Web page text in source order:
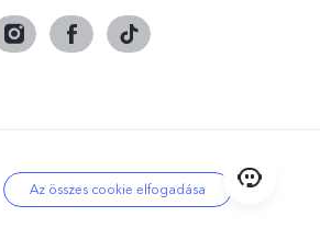
Hungary | Válasszon
országot/régiót
Az összes cookie elfogadása